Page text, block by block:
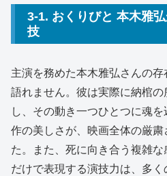
3-1. おくりびと 本木雅
技
主演を務めた本木雅弘さんの
語れません。彼は実際に納棺
し、その動き一つひとつに魂
作の美しさが、映画全体の厳
た。また、死に向き合う複雑
だけで表現する演技力は、多く